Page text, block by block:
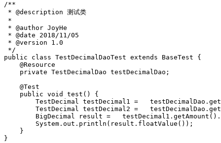
/**
* @description 测试类
*
* @author JoyHe
* @date 2018/11/05
* @version 1.0
*/
public
class TestDecimalDaoTest extends BaseTest
{
@Resource
private TestDecimalDao testDecimalDao ;
@Test
public void test ()
{
TestDecimal testDecimal1 = testDecimalDao .
TestDecimal testDecimal2 = testDecimalDao .
BigDecimal
result = testDecimal1 . getAmount ().
System . out . println ( result . floatValue ());
}
}